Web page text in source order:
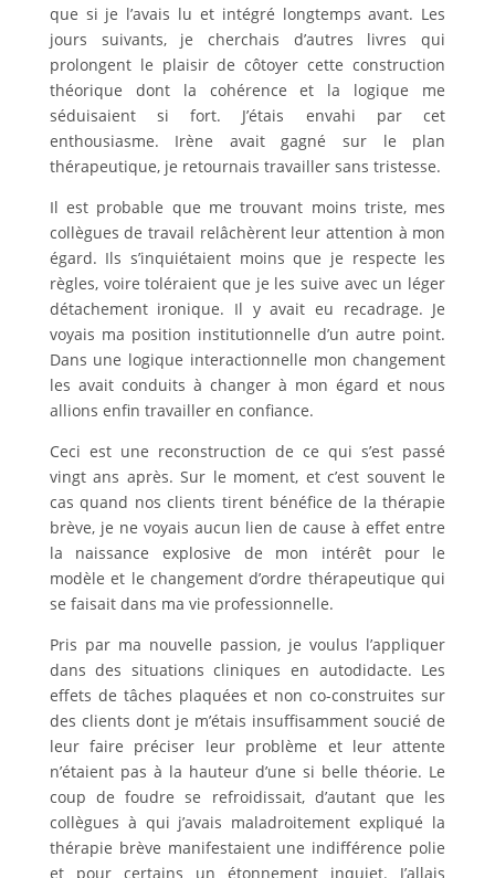
que si je l’avais lu et intégré longtemps avant. Les
jours suivants, je cherchais d’autres livres qui
prolongent le plaisir de côtoyer cette construction
théorique dont la cohérence et la logique me
séduisaient si fort. J’étais envahi par cet
enthousiasme. Irène avait gagné sur le plan
thérapeutique, je retournais travailler sans tristesse.
Il est probable que me trouvant moins triste, mes
collègues de travail relâchèrent leur attention à mon
égard. Ils s’inquiétaient moins que je respecte les
règles, voire toléraient que je les suive avec un léger
détachement ironique. Il y avait eu recadrage. Je
voyais ma position institutionnelle d’un autre point.
Dans une logique interactionnelle mon changement
les avait conduits à changer à mon égard et nous
allions enfin travailler en confiance.
Ceci est une reconstruction de ce qui s’est passé
vingt ans après. Sur le moment, et c’est souvent le
cas quand nos clients tirent bénéfice de la thérapie
brève, je ne voyais aucun lien de cause à effet entre
la naissance explosive de mon intérêt pour le
modèle et le changement d’ordre thérapeutique qui
se faisait dans ma vie professionnelle.
Pris par ma nouvelle passion, je voulus l’appliquer
dans des situations cliniques en autodidacte. Les
effets de tâches plaquées et non co-construites sur
des clients dont je m’étais insuffisamment soucié de
leur faire préciser leur problème et leur attente
n’étaient pas à la hauteur d’une si belle théorie. Le
coup de foudre se refroidissait, d’autant que les
collègues à qui j’avais maladroitement expliqué la
thérapie brève manifestaient une indifférence polie
et pour certains un étonnement inquiet. J’allais